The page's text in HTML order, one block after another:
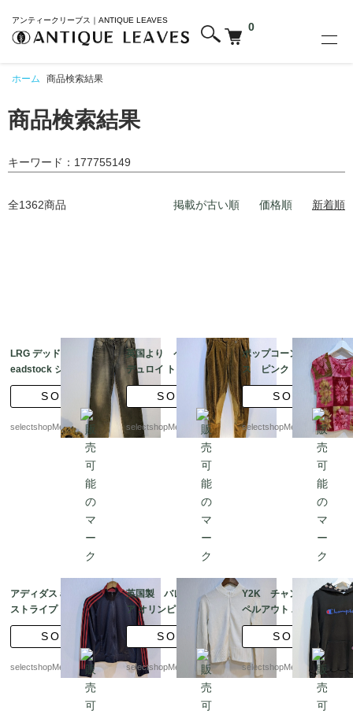
アンティークリーブス｜ANTIQUE LEAVES
0
ホーム 商品検索結果
商品検索結果
キーワード：177755149
全1362商品 掲載が古い順 価格順 新着順
LRG デッドストック d
eadstock ジーンズ - W
32 L32 サイズ パンツ
ボトムス ブラウン ユ
ーロ直輸入 タグ付
SOLD
selectshopMerci.
英国より ペグドコー
デュロイ トラウザーズ
W32 L28 ブラウン エラ
スタン パンツ
SOLD
selectshopMerci.
ポップコーン ブラウ
ス ピンク 花柄 lad
ys Mサイズ 程度 ノ
ースリーブ 花柄 プリ
ーツ
SOLD
selectshopMerci.
アディダス addidas 3
ストライプ トラックジ
ャケット スポーツ ネイ
ビー レッド サイド ポ
ケット スナップボタ
ン ユーロ直輸入
SOLD
selectshopMerci.
英国製 バレリーナ コ
ア オリンピック ジャケ
ット トラック ジャケッ
ト 90 年代 - 80 年代 ヴ
ィンテージ コケット W
ジップ
SOLD
selectshopMerci.
Y2K チャンピオン ス
ペルアウト パーカー -
Mサイズ程度 ユーロ
直輸入 ブラック フ
ード総柄 Champion
SOLD
selectshopMerci.